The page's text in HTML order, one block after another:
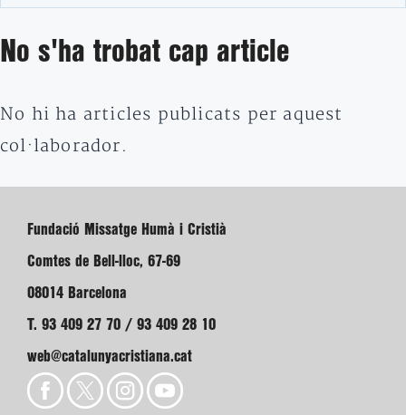
No s'ha trobat cap article
No hi ha articles publicats per aquest
col·laborador.
Fundació Missatge Humà i Cristià
Comtes de Bell-lloc, 67-69
08014 Barcelona
T. 93 409 27 70 / 93 409 28 10
web@catalunyacristiana.cat